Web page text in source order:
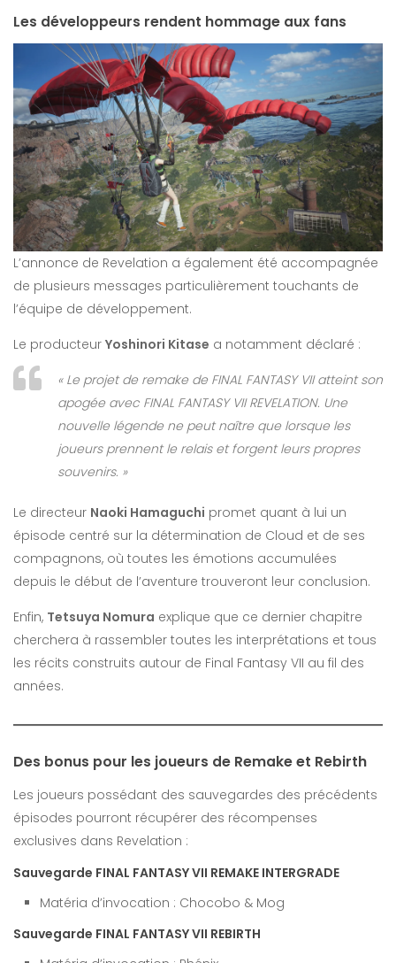
Les développeurs rendent hommage aux fans
L’annonce de Revelation a également été accompagnée
de plusieurs messages particulièrement touchants de
l’équipe de développement.
Le producteur Yoshinori Kitase a notamment déclaré :
« Le projet de remake de FINAL FANTASY VII atteint son
apogée avec FINAL FANTASY VII REVELATION. Une
nouvelle légende ne peut naître que lorsque les
joueurs prennent le relais et forgent leurs propres
souvenirs. »
Le directeur Naoki Hamaguchi promet quant à lui un
épisode centré sur la détermination de Cloud et de ses
compagnons, où toutes les émotions accumulées
depuis le début de l’aventure trouveront leur conclusion.
Enfin, Tetsuya Nomura explique que ce dernier chapitre
cherchera à rassembler toutes les interprétations et tous
les récits construits autour de Final Fantasy VII au fil des
années.
Des bonus pour les joueurs de Remake et Rebirth
Les joueurs possédant des sauvegardes des précédents
épisodes pourront récupérer des récompenses
exclusives dans Revelation :
Sauvegarde FINAL FANTASY VII REMAKE INTERGRADE
Matéria d’invocation : Chocobo & Mog
Sauvegarde FINAL FANTASY VII REBIRTH